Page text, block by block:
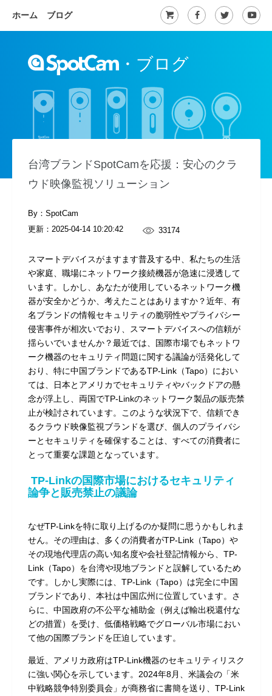
ホーム ブログ
・ ブログ
台湾ブランドSpotCamを応援：安心のクラ
ウド映像監視ソリューション
By：SpotCam
更新： 2025-04-14 10:20:42 33174
スマートデバイスがますます普及する中、私たちの生活
や家庭、職場にネットワーク接続機器が急速に浸透して
います。しかし、あなたが使用しているネットワーク機
器が安全かどうか、考えたことはありますか？近年、有
名ブランドの情報セキュリティの脆弱性やプライバシー
侵害事件が相次いでおり、スマートデバイスへの信頼が
揺らいでいませんか？最近では、国際市場でもネットワ
ーク機器のセキュリティ問題に関する議論が活発化して
おり、特に中国ブランドであるTP-Link（Tapo）におい
ては、日本とアメリカでセキュリティやバックドアの懸
念が浮上し、両国でTP-Linkのネットワーク製品の販売禁
止が検討されています。このような状況下で、信頼でき
るクラウド映像監視ブランドを選び、個人のプライバシ
ーとセキュリティを確保することは、すべての消費者に
とって重要な課題となっています。
TP-Linkの国際市場におけるセキュリティ
論争と販売禁止の議論
なぜTP-Linkを特に取り上げるのか疑問に思うかもしれま
せん。その理由は、多くの消費者がTP-Link（Tapo）や
その現地代理店の高い知名度や会社登記情報から、TP-
Link（Tapo）を台湾や現地ブランドと誤解しているため
です。しかし実際には、TP-Link（Tapo）は完全に中国
ブランドであり、本社は中国広州に位置しています。さ
らに、中国政府の不公平な補助金（例えば輸出税還付な
どの措置）を受け、低価格戦略でグローバル市場におい
て他の国際ブランドを圧迫しています。
最近、アメリカ政府はTP-Link機器のセキュリティリスク
に強い関心を示しています。2024年8月、米議会の「米
中戦略競争特別委員会」が商務省に書簡を送り、TP-Link